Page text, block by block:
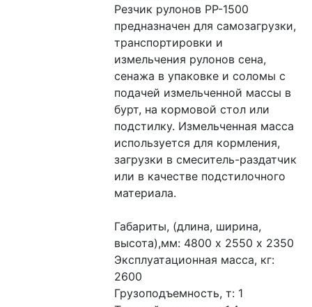
Резчик рулонов РР-1500
предназначен для самозагрузки,
транспортировки и
измельчения рулонов сена,
сенажа в упаковке и соломы с
подачей измельченной массы в
бурт, на кормовой стол или
подстилку. Измельченная масса
используется для кормления,
загрузки в смеситель-раздатчик
или в качестве подстилочного
материала.
Габариты, (длина, ширина,
высота),мм: 4800 х 2550 х 2350
Эксплуатационная масса, кг:
2600
Грузоподъемность, т: 1